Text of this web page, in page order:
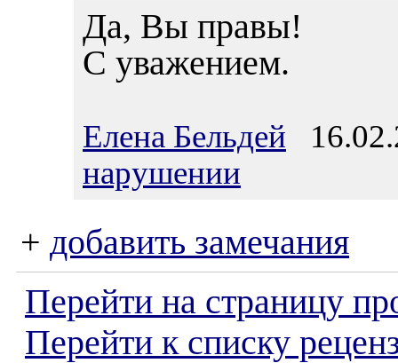
Да, Вы правы!
С уважением.
Елена Бельдей
нарушении
+ добавить замечания
Перейти на страницу
Перейти к списку